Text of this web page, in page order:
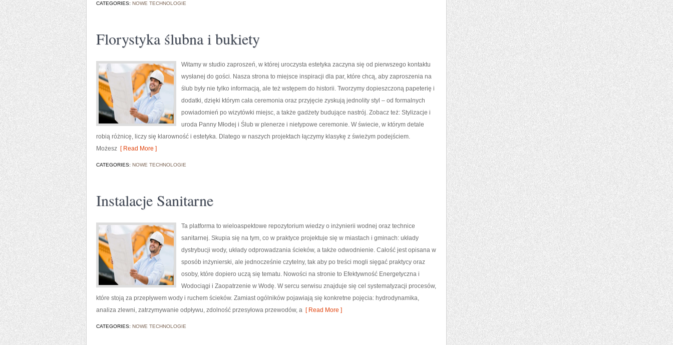
CATEGORIES: NOWE TECHNOLOGIE
Florystyka ślubna i bukiety
Witamy w studio zaproszeń, w której uroczysta estetyka zaczyna się od pierwszego kontaktu
wysłanej do gości. Nasza strona to miejsce inspiracji dla par, które chcą, aby zaproszenia na
ślub były nie tylko informacją, ale też wstępem do historii. Tworzymy dopieszczoną papeterię i
dodatki, dzięki którym cała ceremonia oraz przyjęcie zyskują jednolity styl – od formalnych
powiadomień po wizytówki miejsc, a także gadżety budujące nastrój. Zobacz też: Stylizacje i
uroda Panny Młodej i Ślub w plenerze i nietypowe ceremonie. W świecie, w którym detale
robią różnicę, liczy się klarowność i estetyka. Dlatego w naszych projektach łączymy klasykę z świeżym podejściem.
Możesz [ Read More ]
CATEGORIES: NOWE TECHNOLOGIE
Instalacje Sanitarne
Ta platforma to wieloaspektowe repozytorium wiedzy o inżynierii wodnej oraz technice
sanitarnej. Skupia się na tym, co w praktyce projektuje się w miastach i gminach: układy
dystrybucji wody, układy odprowadzania ścieków, a także odwodnienie. Całość jest opisana w
sposób inżynierski, ale jednocześnie czytelny, tak aby po treści mogli sięgać praktycy oraz
osoby, które dopiero uczą się tematu. Nowości na stronie to Efektywność Energetyczna i
Wodociągi i Zaopatrzenie w Wodę. W sercu serwisu znajduje się cel systematyzacji procesów,
które stoją za przepływem wody i ruchem ścieków. Zamiast ogólników pojawiają się konkretne pojęcia: hydrodynamika,
analiza zlewni, zatrzymywanie odpływu, zdolność przesyłowa przewodów, a [ Read More ]
CATEGORIES: NOWE TECHNOLOGIE